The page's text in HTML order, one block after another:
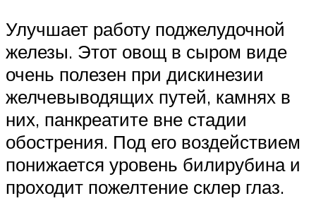
Улучшает работу поджелудочной
железы. Этот овощ в сыром виде
очень полезен при дискинезии
желчевыводящих путей, камнях в
них, панкреатите вне стадии
обострения. Под его воздействием
понижается уровень билирубина и
проходит пожелтение склер глаз.